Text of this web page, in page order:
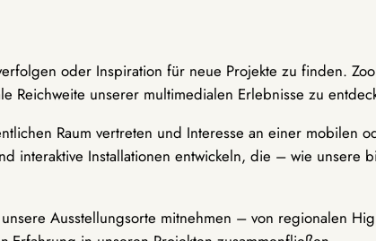
oder Inspiration für neue Projekte zu finden.
Reichweite unserer multimedialen Erlebnisse zu
Raum vertreten und Interesse an einer mobilen
interaktive Installationen entwickeln, die – wie
Ausstellungsorte mitnehmen – von regionalen